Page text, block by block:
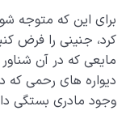
آشنایی با مفهوم
نفس ما
ضرورت کسب نور در
سعادت جنین
برای این که متوجه
کرد، جنینی را فرض
مایعی که در آن
دیواره ­های رحمی که
وجود مادری بستگی